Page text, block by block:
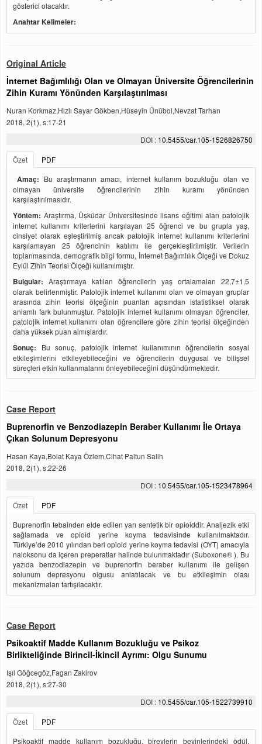
gösterici olacaktır.
Anahtar Kelimeler:
Original Article
İnternet Bağımlılığı Olan ve Olmayan Üniversite Öğrencilerinin
Zihin Kuramı Yönünden Karşılaştırılması
Nuran Korkmaz,Hızlı Sayar Gökben,Hüseyin Ünübol,Nevzat Tarhan
2018, 2(1), s:17-21
DOI : 10.5455/car.105-1526826750
Özet
PDF
Amaç: Bu araştırmanın amacı, internet kullanım bozukluğu olan ve
olmayan üniversite öğrencilerinin zihin kuramı yönünden
karşılaştırılmasıdır.
Yöntem: Araştırma, Üsküdar Üniversitesinde lisans eğitimi alan patolojik
internet kullanımı kriterlerini karşılayan 25 öğrenci ve bu grupla yaş,
cinsiyet olarak eşleştirilmiş ancak patolojik internet kullanımı kriterlerini
karşılamayan 25 öğrencinin katılımı ile gerçekleştirilmiştir. Verilerin
toplanmasında, demografik bilgi formu, İnternet Bağımlılık Ölçeği ve Dokuz
Eylül Zihin Teorisi Ölçeği kullanılmıştır.
Bulgular: Araştırmaya katılan öğrencilerin yaş ortalamaları 22,7±1,5
olarak belirlenmiştir. Patolojik internet kullanımı olan ve olmayan gruplar
arasında zihin teorisi ölçeğinin puanları açısından istatistiksel olarak
anlamlı fark bulunmuştur. Patolojik internet kullanımı olmayan öğrenciler,
patolojik internet kullanımı olan öğrencilere göre zihin teorisi ölçeğinden
daha yüksek puan almışlardır.
Sonuç:
Bu sonuç, patolojik internet kullanımının öğrencilerin sosyal
etkileşimlerini etkileyebileceğini ve öğrencilerin duygusal ve bilişsel
süreçleri etkin kullanmalarını önleyebileceğini düşündürmektedir.
Case Report
Buprenorfin ve Benzodiazepin Beraber Kullanımı İle Ortaya
Çıkan Solunum Depresyonu
Hasan Kaya,Bolat Kaya Özlem,Cihat Paltun Salih
2018, 2(1), s:22-26
DOI : 10.5455/car.105-1523478964
Özet
PDF
Buprenorfin tebainden elde edilen yarı sentetik bir opioiddir. Analjezik etki
sağlamada ve opioid yerine koyma tedavisinde kullanılmaktadır.
Türkiye’de 2010 yılından beri opioid yerine koyma tedavisi (OYT) amacıyla
naloksonu da içeren preperatlar halinde bulunmaktadır (Suboxone® ). Bu
yazıda benzodiazepin ve buprenorfin beraber kullanımı ile gelişen
solunum depresyonu olgusu anlatılacak ve bu etkileşimin olası
mekanizmaları tartışılacaktır.
Case Report
Psikoaktif Madde Kullanım Bozukluğu ve Psikoz
Birlikteliğinde Birincil-İkincil Ayrımı: Olgu Sunumu
Işıl Göğcegöz,Fagan Zakirov
2018, 2(1), s:27-30
DOI : 10.5455/car.105-1522739910
Özet
PDF
Psikoaktif madde kullanım bozukluğu, bireylerin beyinlerindeki ödül,